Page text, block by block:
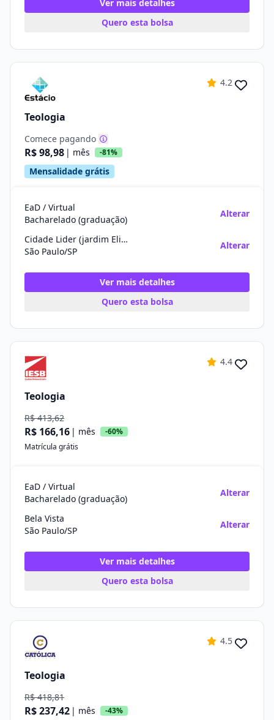
Ver mais detalhes
Quero esta bolsa
4.2
Teologia
Comece pagando
R$ 98,98 | mês -81%
Mensalidade grátis
EaD / Virtual
Bacharelado (graduação)
Alterar
Cidade Lider (jardim Eliane)
São Paulo/SP
Alterar
Ver mais detalhes
Quero esta bolsa
4.4
Teologia
R$ 413,62
R$ 166,16 | mês
-60%
Matrícula grátis
EaD / Virtual
Bacharelado (graduação)
Alterar
Bela Vista
São Paulo/SP
Alterar
Ver mais detalhes
Quero esta bolsa
4.5
Teologia
R$ 418,81
R$ 237,42 | mês -43%